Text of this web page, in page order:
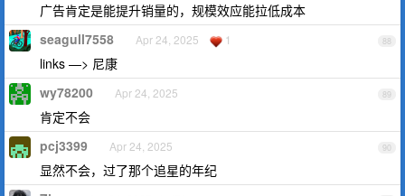
广告肯定是能提升销量的，规模效应能拉低成本
88
seagull7558 Apr 24, 2025 1
links —> 尼康
89
wy78200 Apr 24, 2025
肯定不会
90
pcj3399 Apr 24, 2025
显然不会，过了那个追星的年纪